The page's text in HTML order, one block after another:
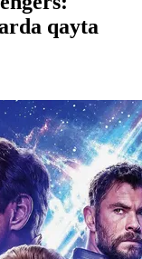
qayta